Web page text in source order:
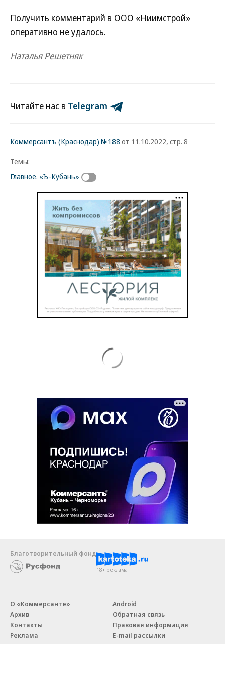
Получить комментарий в ООО «Ниимстрой»
оперативно не удалось.
Наталья Решетняк
Читайте нас в Telegram
Коммерсантъ (Краснодар) №188 от 11.10.2022, стр. 8
Темы:
Главное. «Ъ-Кубань»
Благотворительный фонд
18+ реклама
О «Коммерсанте»
Архив
Контакты
Реклама
Вакансии
Android
Обратная связь
Правовая информация
E-mail рассылки